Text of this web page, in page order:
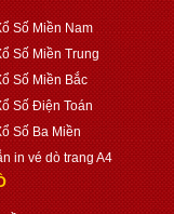
Số Miền Nam
Số Miền Trung
Số Miền Bắc
Số Điện Toán
Số Ba Miền
in vé dò trang A4